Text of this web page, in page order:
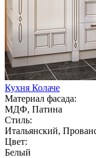
Кухня Колаче
Материал фасада:
МДФ, Патина
Стиль:
Итальянский,
Цвет:
Белый